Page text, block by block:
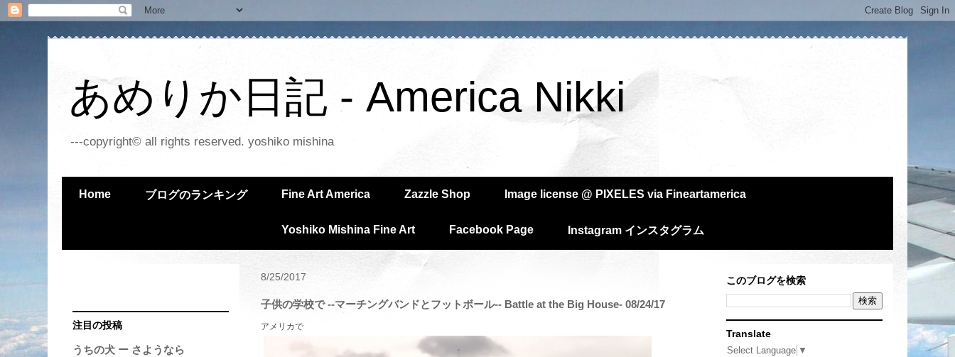
あめりか日記 - America Nikki
---copyright© all rights reserved. yoshiko mishina
Home ブログのランキング Fine Art America Zazzle Shop Image license @ PIXELES via Fineartamerica
Yoshiko Mishina Fine Art Facebook Page Instagram インスタグラム
8/25/2017
子供の学校で --マーチングバンドとフットボール-- Battle at the Big House- 08/24/17
アメリカで
注目の投稿
うちの犬 ー さようなら
このブログを検索
Translate
Select Language ▼